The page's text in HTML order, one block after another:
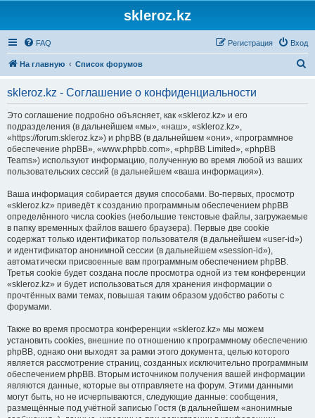
skleroz.kz
FAQ Вход
Регистрация
На главную Список форумов
skleroz.kz - Соглашение о конфиденциальности
Это соглашение подробно объясняет, как «skleroz.kz» и его
подразделения (в дальнейшем «мы», «наш», «skleroz.kz»,
«https://forum.skleroz.kz») и phpBB (в дальнейшем «они», «программное
обеспечение phpBB», «www.phpbb.com», «phpBB Limited», «phpBB
Teams») используют информацию, полученную во время любой из ваших
пользовательских сессий (в дальнейшем «ваша информация»).
Ваша информация собирается двумя способами. Во-первых, просмотр
«skleroz.kz» приведёт к созданию программным обеспечением phpBB
определённого числа cookies (небольшие текстовые файлы, загружаемые
в папку временных файлов вашего браузера). Первые две cookie
содержат только идентификатор пользователя (в дальнейшем «user-id»)
и идентификатор анонимной сессии (в дальнейшем «session-id»),
автоматически присвоенные вам программным обеспечением phpBB.
Третья cookie будет создана после просмотра одной из тем конференции
«skleroz.kz» и будет использоваться для хранения информации о
прочтённых вами темах, повышая таким образом удобство работы с
форумами.
Также во время просмотра конференции «skleroz.kz» мы можем
установить cookies, внешние по отношению к программному обеспечению
phpBB, однако они выходят за рамки этого документа, целью которого
является рассмотрение страниц, созданных исключительно программным
обеспечением phpBB. Вторым источником получения вашей информации
являются данные, которые вы отправляете на форум. Этими данными
могут быть, но не исчерпываются, следующие данные: сообщения,
размещённые под учётной записью Гостя (в дальнейшем «анонимные